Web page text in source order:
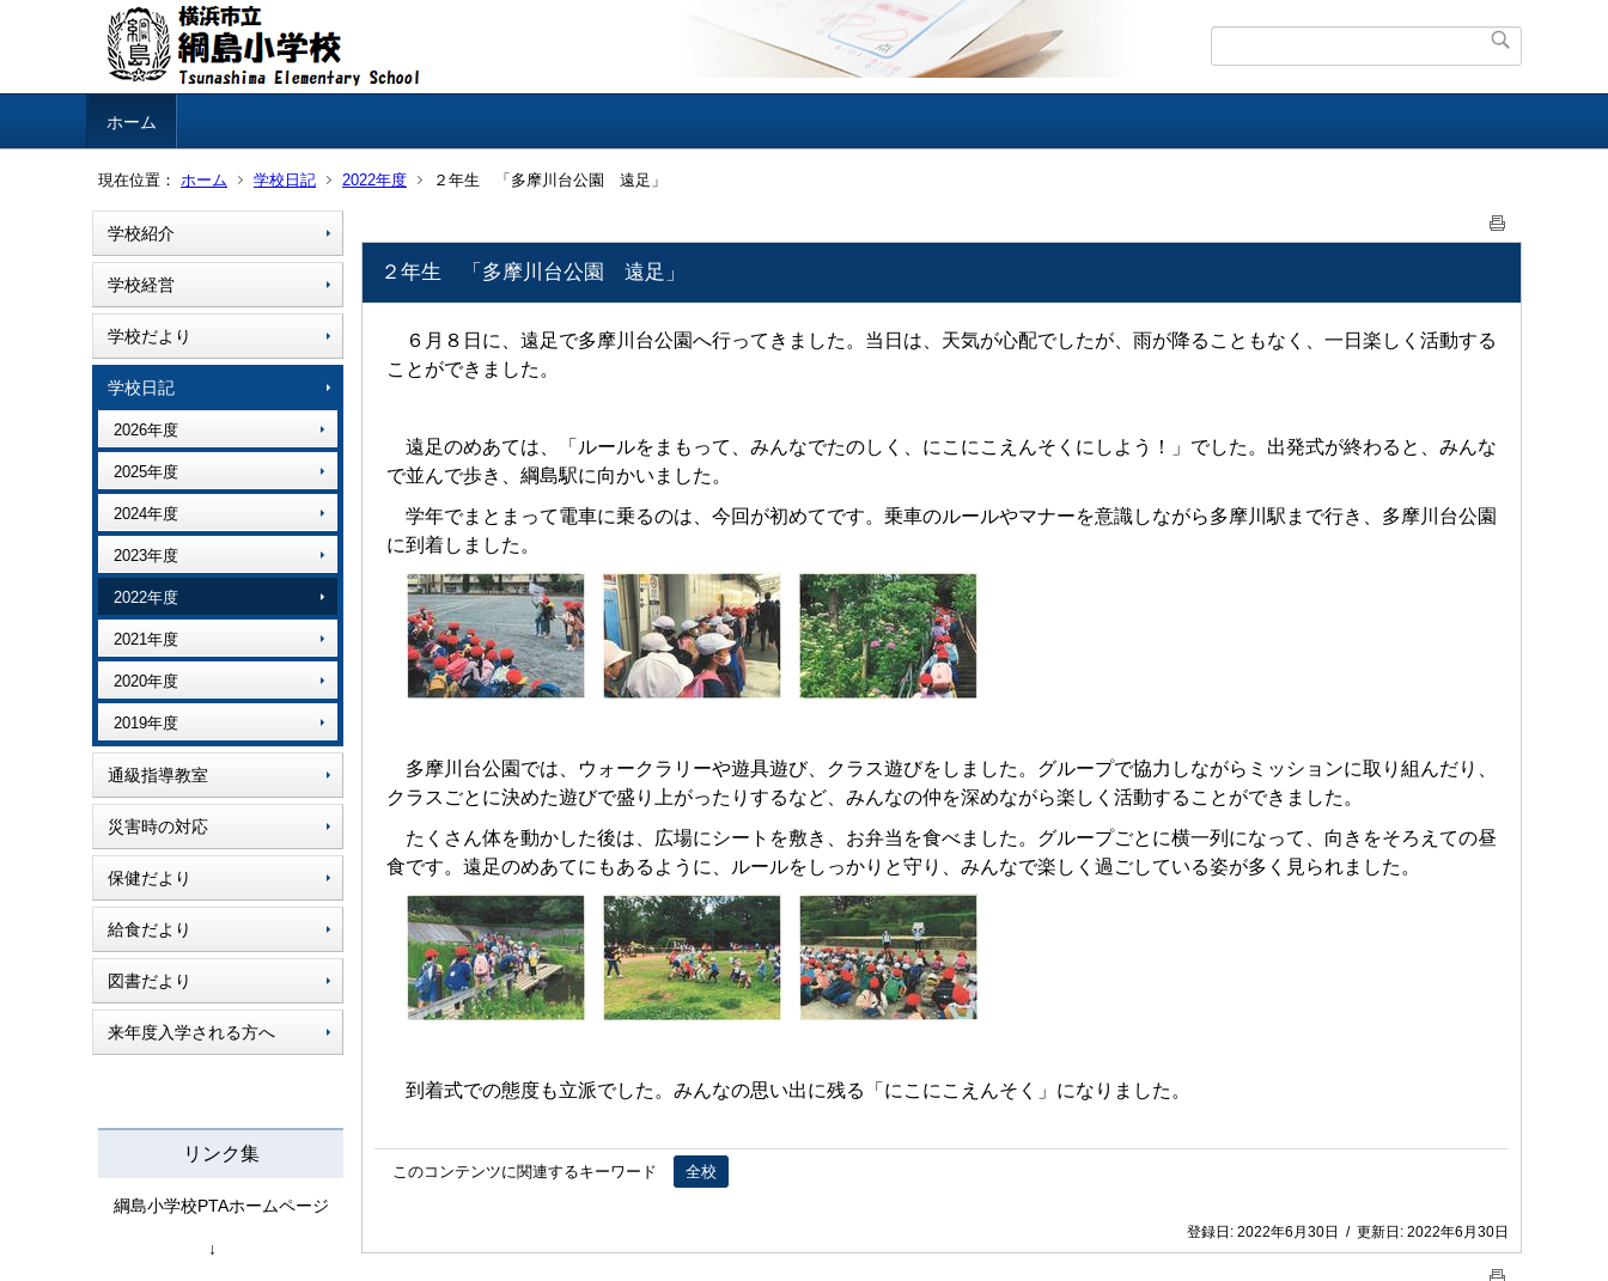
ホーム
現在位置： ホーム 学校日記 2022年度 ２年生 「多摩川台公園 遠足」
学校紹介
学校経営
学校だより
学校日記
2026年度
2025年度
2024年度
2023年度
2022年度
2021年度
2020年度
2019年度
通級指導教室
災害時の対応
保健だより
給食だより
図書だより
来年度入学される方へ
リンク集
綱島小学校PTAホームページ
↓
２年生 「多摩川台公園 遠足」
６月８日に、遠足で多摩川台公園へ行ってきました。当日は、天気が心配でしたが、雨が降ることもなく、一日楽しく活動する
ことができました。
遠足のめあては、「ルールをまもって、みんなでたのしく、にこにこえんそくにしよう！」でした。出発式が終わると、みんな
で並んで歩き、綱島駅に向かいました。
学年でまとまって電車に乗るのは、今回が初めてです。乗車のルールやマナーを意識しながら多摩川駅まで行き、多摩川台公園
に到着しました。
多摩川台公園では、ウォークラリーや遊具遊び、クラス遊びをしました。グループで協力しながらミッションに取り組んだり、
クラスごとに決めた遊びで盛り上がったりするなど、みんなの仲を深めながら楽しく活動することができました。
たくさん体を動かした後は、広場にシートを敷き、お弁当を食べました。グループごとに横一列になって、向きをそろえての昼
食です。遠足のめあてにもあるように、ルールをしっかりと守り、みんなで楽しく過ごしている姿が多く見られました。
到着式での態度も立派でした。みんなの思い出に残る「にこにこえんそく」になりました。
このコンテンツに関連するキーワード 全校
登録日: 2022年6月30日 / 更新日: 2022年6月30日